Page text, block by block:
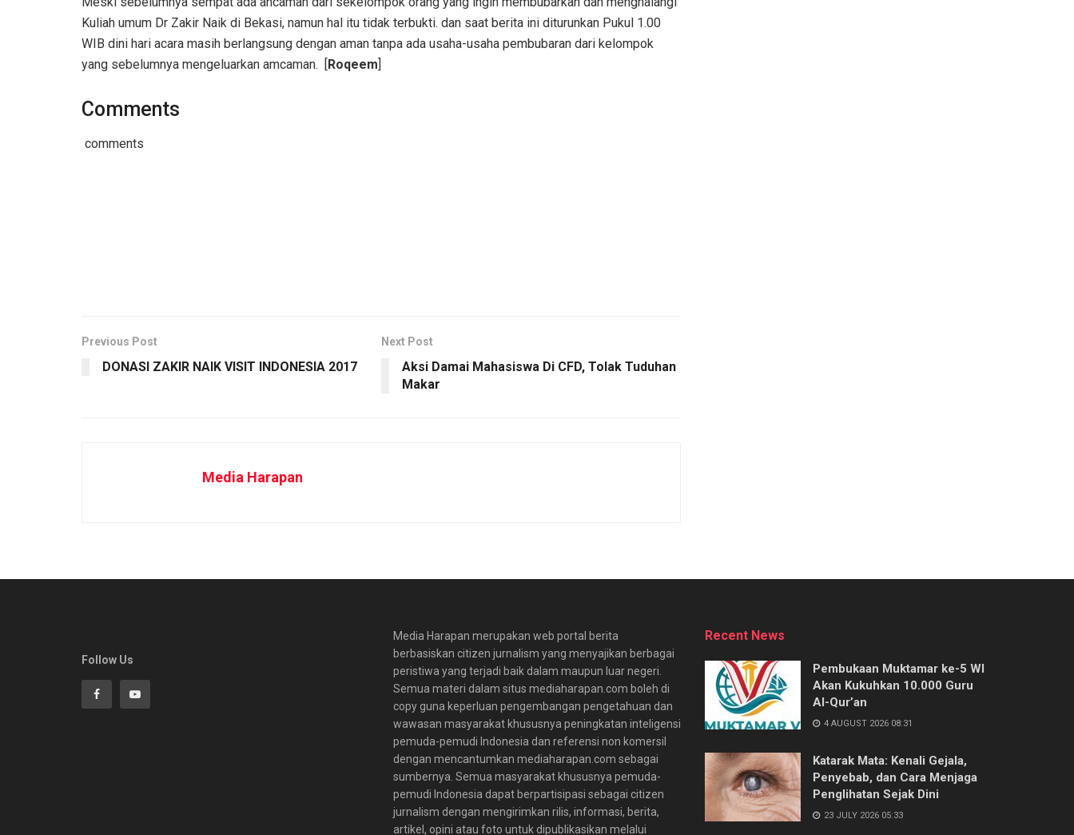
Kuliah umum Dr Zakir Naik di Bekasi, namun hal itu tidak terbukti. dan saat berita ini diturunkan Pukul 1.00
WIB dini hari acara masih berlangsung dengan aman tanpa ada usaha-usaha pembubaran dari kelompok
yang sebelumnya mengeluarkan amcaman. [
Roqeem
Comments
comments
Previous Post
DONASI ZAKIR NAIK VISIT INDONESIA 2017
Next Post
Aksi Damai Mahasiswa Di CFD, Tolak Tuduhan
Makar
Media Harapan
Follow Us
Media Harapan merupakan web portal berita
berbasiskan citizen jurnalism yang menyajikan berbagai
peristiwa yang terjadi baik dalam maupun luar negeri.
Semua materi dalam situs mediaharapan.com boleh di
copy guna keperluan pengembangan pengetahuan dan
wawasan masyarakat khususnya peningkatan inteligensi
pemuda-pemudi Indonesia dan referensi non komersil
dengan mencantumkan mediaharapan.com sebagai
sumbernya. Semua masyarakat khususnya pemuda-
pemudi Indonesia dapat berpartisipasi sebagai citizen
jurnalism dengan mengirimkan rilis, informasi, berita,
artikel, opini atau foto untuk dipublikasikan melalui
Recent News
Pembukaan Muktamar ke-5 WI
Akan Kukuhkan 10.000 Guru
Al-Qur’an
4 AUGUST 2026 08:31
Katarak Mata: Kenali Gejala,
Penyebab, dan Cara Menjaga
Penglihatan Sejak Dini
23 JULY 2026 05:33